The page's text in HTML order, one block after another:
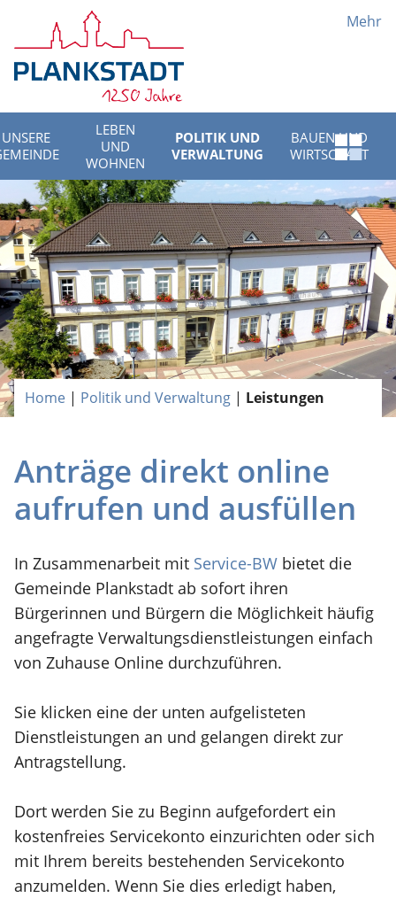
Mehr
UNSERE
LEBEN
UND
WOHNEN
POLITIK UND
VERWALTUNG
BAUEN UND
WIRTSCHAFT
Menü
öffnen
Home | Politik und Verwaltung | Leistungen
Anträge direkt online
aufrufen und ausfüllen
In Zusammenarbeit mit Service-BW bietet die
Gemeinde Plankstadt ab sofort ihren
Bürgerinnen und Bürgern die Möglichkeit häufig
angefragte Verwaltungsdienstleistungen einfach
von Zuhause Online durchzuführen.
Sie klicken eine der unten aufgelisteten
Dienstleistungen an und gelangen direkt zur
Antragstellung.
Dort werden Sie zu Beginn aufgefordert ein
kostenfreies Servicekonto einzurichten oder sich
mit Ihrem bereits bestehenden Servicekonto
anzumelden. Wenn Sie dies erledigt haben,